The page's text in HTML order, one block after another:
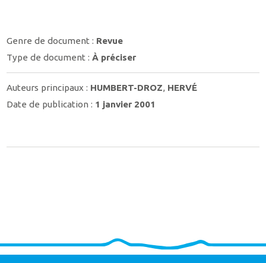
Genre de document : Revue
Type de document :À préciser
Auteurs principaux : HUMBERT-DROZ, HERVÉ
Date de publication : 1 janvier 2001